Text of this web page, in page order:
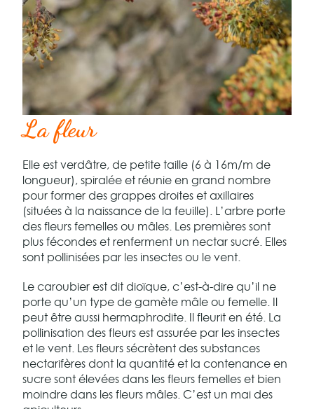
La fleur
Elle est verdâtre, de petite taille (6 à 16m/m de
longueur), spiralée et réunie en grand nombre
pour former des grappes droites et axillaires
(situées à la naissance de la feuille). L’arbre porte
des fleurs femelles ou mâles. Les premières sont
plus fécondes et renferment un nectar sucré. Elles
sont pollinisées par les insectes ou le vent.
Le caroubier est dit dioïque, c’est-à-dire qu’il ne
porte qu’un type de gamète mâle ou femelle. Il
peut être aussi hermaphrodite. Il fleurit en été. La
pollinisation des fleurs est assurée par les insectes
et le vent. Les fleurs sécrètent des substances
nectarifères dont la quantité et la contenance en
sucre sont élevées dans les fleurs femelles et bien
moindre dans les fleurs mâles. C’est un mai des